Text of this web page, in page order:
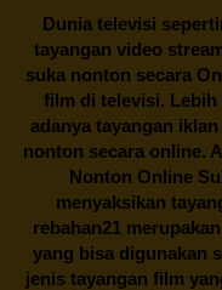
Dunia televisi
tayangan video
suka nonton secara
film di televisi.
adanya tayangan
nonton secara online.
Nonton Online
menyaksikan
rebahan21
yang bisa digunakan
jenis tayangan film